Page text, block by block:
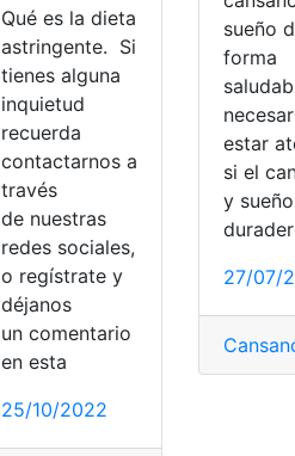
Qué es la dieta
astringente. Si
tienes alguna
inquietud
recuerda
contactarnos a
través
de nuestras
redes sociales,
o regístrate y
déjanos
un comentario
en esta
25/10/2022
sueño
forma
estar
si el
y
27/07/